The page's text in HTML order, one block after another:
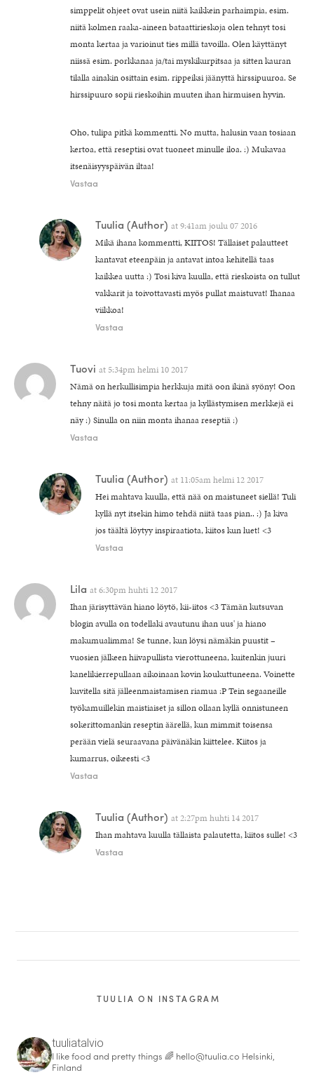
simppelit ohjeet ovat usein niitä kaikkein parhaimpia, esim.
niitä kolmen raaka-aineen bataattirieskoja olen tehnyt tosi
monta kertaa ja varioinut ties millä tavoilla. Olen käyttänyt
niissä esim. porkkanaa ja/tai myskikurpitsaa ja sitten kauran
tilalla ainakin osittain esim. rippeiksi jäänyttä hirssipuuroa. Se
hirssipuuro sopii rieskoihin muuten ihan hirmuisen hyvin.
Oho, tulipa pitkä kommentti. No mutta, halusin vaan tosiaan
kertoa, että reseptisi ovat tuoneet minulle iloa. :) Mukavaa
itsenäisyyspäivän iltaa!
Vastaa
Tuulia (Author) at9:41am joulu 07 2016
Mikä ihana kommentti, KIITOS! Tällaiset palautteet
kantavat eteenpäin ja antavat intoa kehitellä taas
kaikkea uutta :) Tosi kiva kuulla, että rieskoista on tullut
vakkarit ja toivottavasti myös pullat maistuvat! Ihanaa
viikkoa!
Vastaa
Tuovi at 5:34pm helmi 10 2017
Nämä on herkullisimpia herkkuja mitä oon ikinä syöny! Oon
tehny näitä jo tosi monta kertaa ja kyllästymisen merkkejä ei
näy :) Sinulla on niin monta ihanaa reseptiä :)
Vastaa
Tuulia (Author) at 11:05am helmi 12 2017
Hei mahtava kuulla, että nää on maistuneet siellä! Tuli
kyllä nyt itsekin himo tehdä niitä taas pian.. :) Ja kiva
jos täältä löytyy inspiraatiota, kiitos kun luet! <3
Vastaa
Lila at6:30pm huhti 12 2017
Ihan järisyttävän hiano löytö, kii-iitos <3 Tämän kutsuvan
blogin avulla on todellaki avautunu ihan uus' ja hiano
makumualimma! Se tunne, kun löysi nämäkin puustit –
vuosien jälkeen hiivapullista vierottuneena, kuitenkin juuri
kanelikierrepullaan aikoinaan kovin koukuttuneena. Voinette
kuvitella sitä jälleenmaistamisen riamua :P Tein segaaneille
työkamuillekin maistiaiset ja sillon ollaan kyllä onnistuneen
sokerittomankin reseptin äärellä, kun mimmit toisensa
perään vielä seuraavana päivänäkin kiittelee. Kiitos ja
kumarrus, oikeesti <3
Vastaa
Tuulia (Author) at2:27pm huhti 14 2017
Ihan mahtava kuulla tällaista palautetta, kiitos sulle! <3
Vastaa
TUULIA ON INSTAGRAM
tuuliatalvio
I like food and pretty things 🌈 hello@tuulia.co Helsinki,
Finland